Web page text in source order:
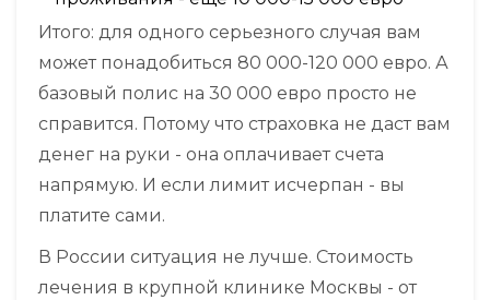
Итого: для одного серьезного случая вам
может понадобиться 80 000-120 000 евро. А
базовый полис на 30 000 евро просто не
справится. Потому что страховка не даст вам
денег на руки - она оплачивает счета
напрямую. И если лимит исчерпан - вы
платите сами.
В России ситуация не лучше. Стоимость
лечения в крупной клинике Москвы - от